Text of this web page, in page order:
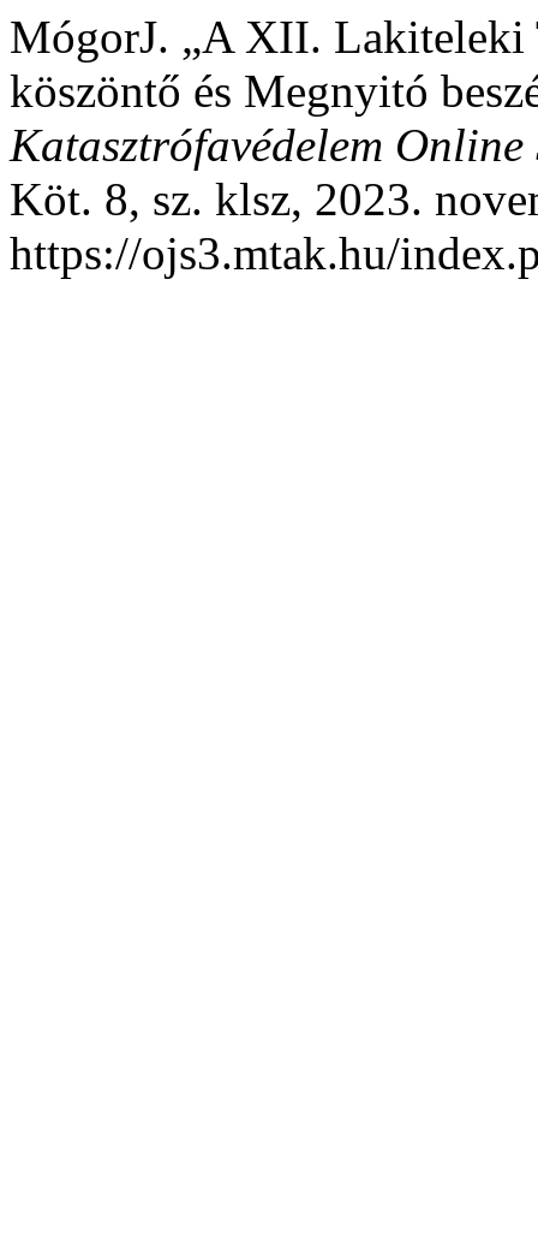
MógorJ. „A XII. Lakiteleki
köszöntő és Megnyitó
Katasztrófavédelem
Köt. 8, sz. klsz, 2023.
https://ojs3.mtak.hu/